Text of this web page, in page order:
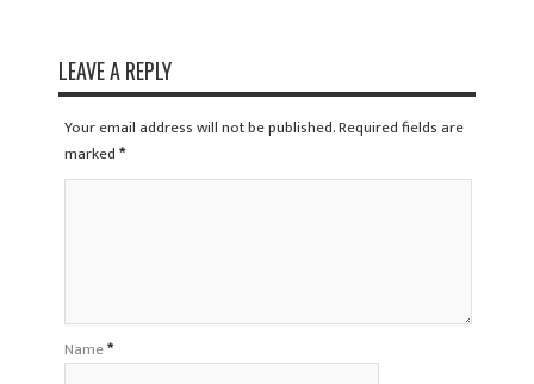
LEAVE A REPLY
Your email address will not be published. Required fields are
marked*
Name*